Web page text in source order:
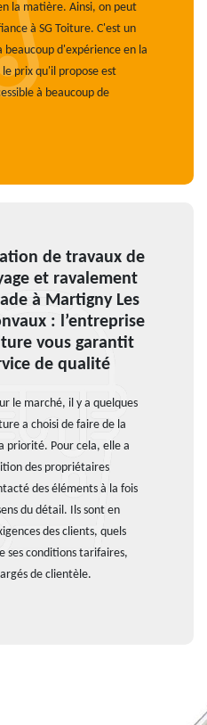
la matière. Ainsi, on peut
à SG Toiture. C'est un
beaucoup d'expérience en la
prix qu'il propose est
à beaucoup de
de travaux de
et ravalement
à Martigny Les
: l’entreprise
vous garantit
de qualité
le marché, il y a quelques
a choisi de faire de la
priorité. Pour cela, elle a
des propriétaires
des éléments à la fois
du détail. Ils sont en
des clients, quels
ses conditions tarifaires,
de clientèle.